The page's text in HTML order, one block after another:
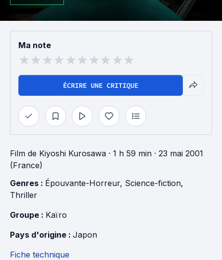
Ma note
ÉCRIRE UNE CRITIQUE
Film de Kiyoshi Kurosawa · 1 h 59 min · 23 mai 2001
(France)
Genres : Épouvante-Horreur, Science-fiction,
Thriller
Groupe : Kaïro
Pays d'origine : Japon
Fiche technique